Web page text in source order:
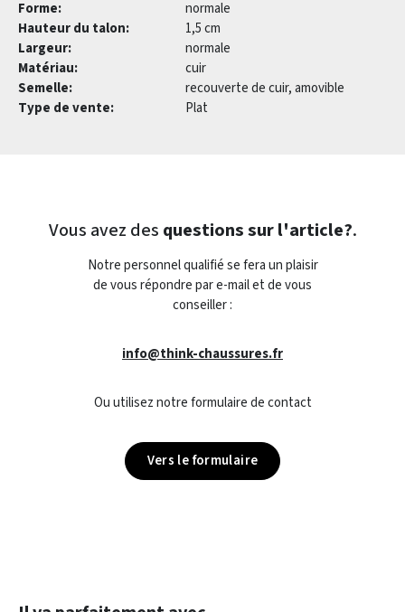
Forme:
normale
Hauteur du talon:
1,5 cm
Largeur:
normale
Matériau:
cuir
Semelle:
recouverte de cuir, amovible
Type de vente:
Plat
Vous avez des questions sur l'article?.
Notre personnel qualifié se fera un plaisir
de vous répondre par e-mail et de vous
conseiller :
info@think-chaussures.fr
Ou utilisez notre formulaire de contact
Vers le formulaire
Ignorer la galerie de produits